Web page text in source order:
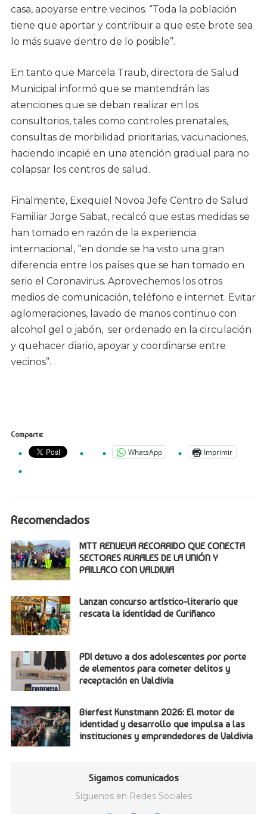
casa, apoyarse entre vecinos. “Toda la población
tiene que aportar y contribuir a que este brote sea
lo más suave dentro de lo posible”.
En tanto que Marcela Traub, directora de Salud
Municipal informó que se mantendrán las
atenciones que se deban realizar en los
consultorios, tales como controles prenatales,
consultas de morbilidad prioritarias, vacunaciones,
haciendo incapié en una atención gradual para no
colapsar los centros de salud.
Finalmente, Exequiel Novoa Jefe Centro de Salud
Familiar Jorge Sabat, recalcó que estas medidas se
han tomado en razón de la experiencia
internacional, “en donde se ha visto una gran
diferencia entre los países que se han tomado en
serio el Coronavirus. Aprovechemos los otros
medios de comunicación, teléfono e internet. Evitar
aglomeraciones, lavado de manos continuo con
alcohol gel o jabón, ser ordenado en la circulación
y quehacer diario, apoyar y coordinarse entre
vecinos”.
Comparte:
WhatsApp Imprimir
Recomendados
MTT RENUEVA RECORRIDO QUE CONECTA
SECTORES RURALES DE LA UNIÓN Y
PAILLACO CON VALDIVIA
Lanzan concurso artístico-literario que
rescata la identidad de Curiñanco
PDI detuvo a dos adolescentes por porte
de elementos para cometer delitos y
receptación en Valdivia
Bierfest Kunstmann 2026: El motor de
identidad y desarrollo que impulsa a las
instituciones y emprendedores de Valdivia
Sigamos comunicados
Síguenos en Redes Sociales